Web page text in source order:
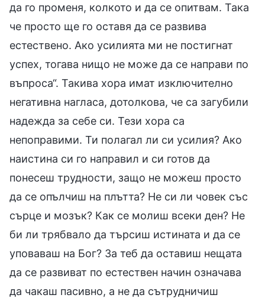
да го променя, колкото и да се опитвам. Така
че просто ще го оставя да се развива
естествено. Ако усилията ми не постигнат
успех, тогава нищо не може да се направи по
въпроса“. Такива хора имат изключително
негативна нагласа, дотолкова, че са загубили
надежда за себе си. Тези хора са
непоправими. Ти полагал ли си усилия? Ако
наистина си го направил и си готов да
понесеш трудности, защо не можеш просто
да се опълчиш на плътта? Не си ли човек със
сърце и мозък? Как се молиш всеки ден? Не
би ли трябвало да търсиш истината и да се
уповаваш на Бог? За теб да оставиш нещата
да се развиват по естествен начин означава
да чакаш пасивно, а не да сътрудничиш